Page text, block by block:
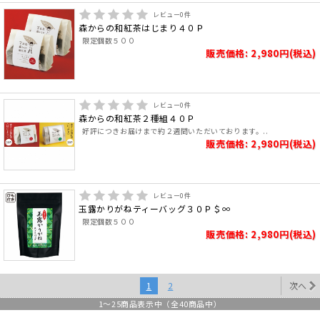
レビュー0件
森からの和紅茶はじまり４０Ｐ
限定個数５００
販売価格: 2,980円(税込)
レビュー0件
森からの和紅茶２種組４０Ｐ
好評につきお届けまで約２週間いただいております。..
販売価格: 2,980円(税込)
レビュー0件
玉露かりがねティーバッグ３０Ｐ＄∞
限定個数５００
販売価格: 2,980円(税込)
1 2 次へ
1～25商品表示中（全40商品中）